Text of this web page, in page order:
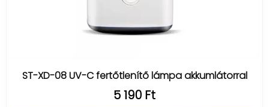
ST-XD-08 UV-C fertőtlenítő lámpa akkumlátorral
5 190 Ft